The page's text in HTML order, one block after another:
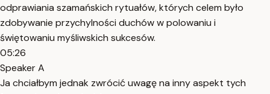
odprawiania szamańskich rytuałów, których celem było
zdobywanie przychylności duchów w polowaniu i
świętowaniu myśliwskich sukcesów.
05:26
Speaker A
Ja chciałbym jednak zwrócić uwagę na inny aspekt tych